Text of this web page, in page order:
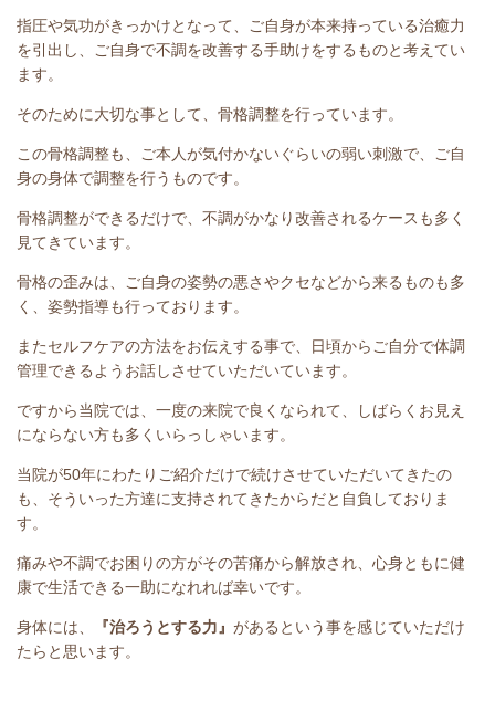
指圧や気功がきっかけとなって、ご自身が本来持っている治癒力
を引出し、ご自身で不調を改善する手助けをするものと考えてい
ます。
そのために大切な事として、骨格調整を行っています。
この骨格調整も、ご本人が気付かないぐらいの弱い刺激で、ご自
身の身体で調整を行うものです。
骨格調整ができるだけで、不調がかなり改善されるケースも多く
見てきています。
骨格の歪みは、ご自身の姿勢の悪さやクセなどから来るものも多
く、姿勢指導も行っております。
またセルフケアの方法をお伝えする事で、日頃からご自分で体調
管理できるようお話しさせていただいています。
ですから当院では、一度の来院で良くなられて、しばらくお見え
にならない方も多くいらっしゃいます。
当院が50年にわたりご紹介だけで続けさせていただいてきたの
も、そういった方達に支持されてきたからだと自負しておりま
す。
痛みや不調でお困りの方がその苦痛から解放され、心身ともに健
康で生活できる一助になれれば幸いです。
身体には、 『治ろうとする力』 があるという事を感じていただけ
たらと思います。